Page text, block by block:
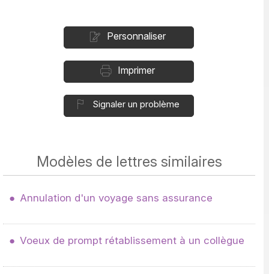
Personnaliser
Imprimer
Signaler un problème
Modèles de lettres similaires
Annulation d'un voyage sans assurance
Voeux de prompt rétablissement à un collègue